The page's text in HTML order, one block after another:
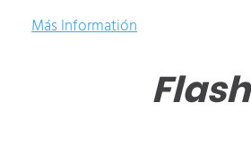
Más Informatión
Flash